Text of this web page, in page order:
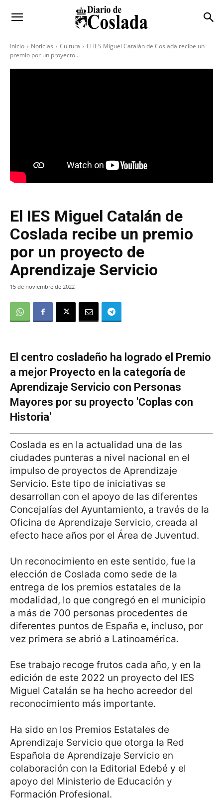
Inicio Noticias Cultura
El IES Miguel Catalán de Coslada recibe un
premio por un proyecto...
El IES Miguel Catalán de
Coslada recibe un premio
por un proyecto de
Aprendizaje Servicio
15 de noviembre de 2022
El centro cosladeño ha logrado el Premio
a mejor Proyecto en la categoría de
Aprendizaje Servicio con Personas
Mayores por su proyecto 'Coplas con
Historia'
Coslada es en la actualidad una de las
ciudades punteras a nivel nacional en el
impulso de proyectos de Aprendizaje
Servicio. Este tipo de iniciativas se
desarrollan con el apoyo de las diferentes
Concejalías del Ayuntamiento, a través de la
Oficina de Aprendizaje Servicio, creada al
efecto hace años por el Área de Juventud.
Un reconocimiento en este sentido, fue la
elección de Coslada como sede de la
entrega de los premios estatales de la
modalidad, lo que congregó en el municipio
a más de 700 personas procedentes de
diferentes puntos de España e, incluso, por
vez primera se abrió a Latinoamérica.
Ese trabajo recoge frutos cada año, y en la
edición de este 2022 un proyecto del IES
Miguel Catalán se ha hecho acreedor del
reconocimiento más importante.
Ha sido en los Premios Estatales de
Aprendizaje Servicio que otorga la Red
Española de Aprendizaje Servicio en
colaboración con la Editorial Edebé y el
apoyo del Ministerio de Educación y
Formación Profesional.